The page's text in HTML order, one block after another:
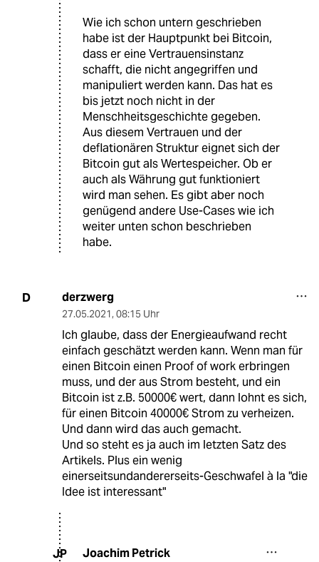
Wie ich schon untern geschrieben
habe ist der Hauptpunkt bei Bitcoin,
dass er eine Vertrauensinstanz
schafft, die nicht angegriffen und
manipuliert werden kann. Das hat es
bis jetzt noch nicht in der
Menschheitsgeschichte gegeben.
Aus diesem Vertrauen und der
deflationären Struktur eignet sich der
Bitcoin gut als Wertespeicher. Ob er
auch als Währung gut funktioniert
wird man sehen. Es gibt aber noch
genügend andere Use-Cases wie ich
weiter unten schon beschrieben
habe.
D derzwerg
27.05.2021, 08:15 Uhr
Ich glaube, dass der Energieaufwand recht
einfach geschätzt werden kann. Wenn man für
einen Bitcoin einen Proof of work erbringen
muss, und der aus Strom besteht, und ein
Bitcoin ist z.B. 50000€ wert, dann lohnt es sich,
für einen Bitcoin 40000€ Strom zu verheizen.
Und dann wird das auch gemacht.
Und so steht es ja auch im letzten Satz des
Artikels. Plus ein wenig
einerseitsundandererseits-Geschwafel à la "die
Idee ist interessant"
JP Joachim Petrick